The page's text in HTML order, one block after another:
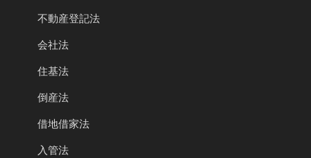
不動産登記法
会社法
住基法
倒産法
借地借家法
入管法